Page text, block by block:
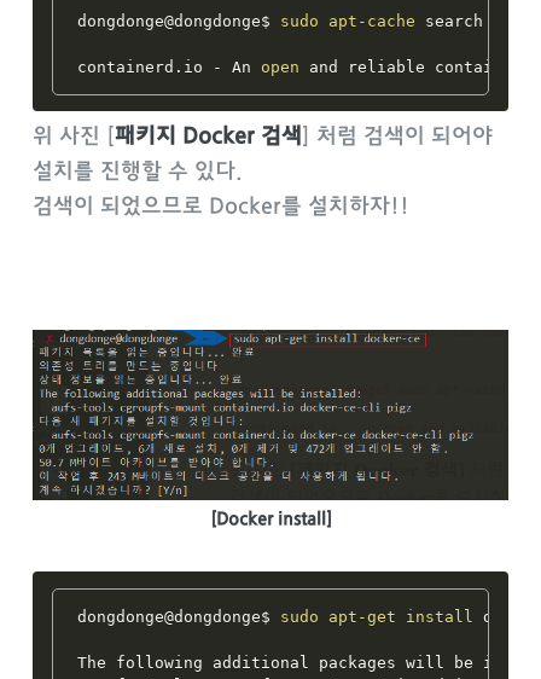
dongdonge@dongdonge$ sudo apt-cache search
containerd.io - An open
위 사진 [ 패키지 Docker 검색
] 처럼 검색이 되어야
설치를 진행할 수 있다.
검색이 되었으므로 Docker를 설치하자!!
[Docker install]
dongdonge@dongdonge$ sudo apt-get install
The following additional packages will be